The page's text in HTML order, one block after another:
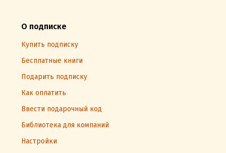
О подписке
Купить подписку
Бесплатные книги
Подарить подписку
Как оплатить
Ввести подарочный код
Библиотека для компаний
Настройки